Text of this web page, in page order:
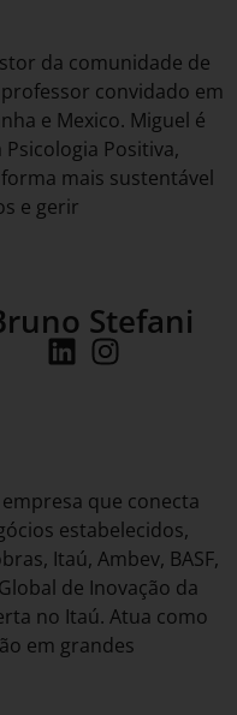
da comunidade de
convidado em
e Mexico. Miguel é
Positiva,
mais sustentável
e gerir
Stefani
que conecta
estabelecidos,
Itaú, Ambev, BASF,
de Inovação da
no Itaú. Atua como
em grandes